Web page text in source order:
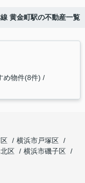
黄金町駅の不動産一覧
め物件(8件)
横浜市戸塚区
区
横浜市磯子区